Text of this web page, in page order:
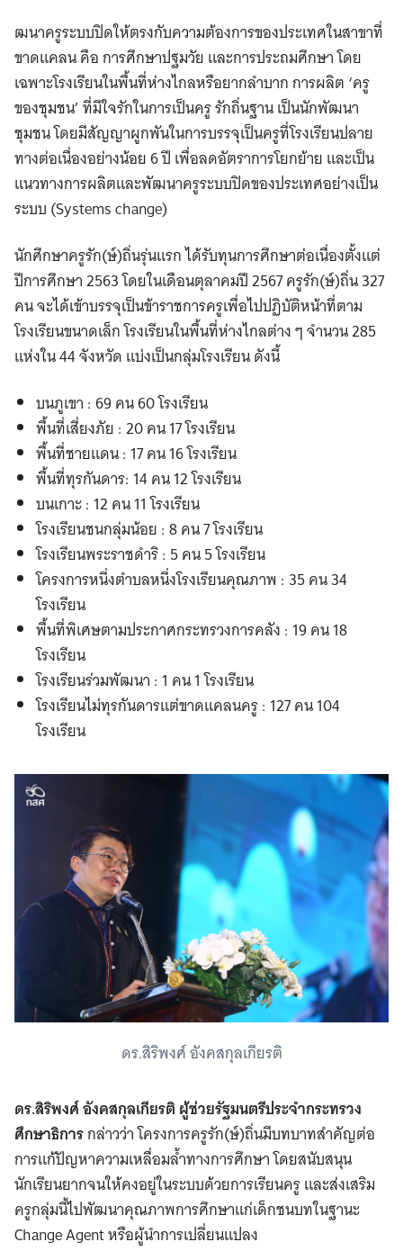
ฒนาครูระบบปิดให้ตรงกับความต้องการของประเทศในสาขาที่
ขาดแคลน คือ การศึกษาปฐมวัย และการประถมศึกษา โดย
เฉพาะโรงเรียนในพื้นที่ห่างไกลหรือยากลำบาก การผลิต ‘ครู
ของชุมชน’ ที่มีใจรักในการเป็นครู รักถิ่นฐาน เป็นนักพัฒนา
ชุมชน โดยมีสัญญาผูกพันในการบรรจุเป็นครูที่โรงเรียนปลาย
ทางต่อเนื่องอย่างน้อย 6 ปี เพื่อลดอัตราการโยกย้าย และเป็น
แนวทางการผลิตและพัฒนาครูระบบปิดของประเทศอย่างเป็น
ระบบ (Systems change)
นักศึกษาครูรัก(ษ์)ถิ่นรุ่นแรก ได้รับทุนการศึกษาต่อเนื่องตั้งแต่
ปีการศึกษา 2563 โดยในเดือนตุลาคมปี 2567 ครูรัก(ษ์)ถิ่น 327
คน จะได้เข้าบรรจุเป็นข้าราชการครูเพื่อไปปฏิบัติหน้าที่ตาม
โรงเรียนขนาดเล็ก โรงเรียนในพื้นที่ห่างไกลต่าง ๆ จำนวน 285
แห่งใน 44 จังหวัด แบ่งเป็นกลุ่มโรงเรียน ดังนี้
บนภูเขา : 69 คน 60 โรงเรียน
พื้นที่เสี่ยงภัย : 20 คน 17 โรงเรียน
พื้นที่ชายแดน : 17 คน 16 โรงเรียน
พื้นที่ทุรกันดาร: 14 คน 12 โรงเรียน
บนเกาะ : 12 คน 11 โรงเรียน
โรงเรียนชนกลุ่มน้อย : 8 คน 7 โรงเรียน
โรงเรียนพระราชดำริ : 5 คน 5 โรงเรียน
โครงการหนึ่งตำบลหนึ่งโรงเรียนคุณภาพ : 35 คน 34
โรงเรียน
พื้นที่พิเศษตามประกาศกระทรวงการคลัง : 19 คน 18
โรงเรียน
โรงเรียนร่วมพัฒนา : 1 คน 1 โรงเรียน
โรงเรียนไม่ทุรกันดารแต่ขาดแคลนครู : 127 คน 104
โรงเรียน
ดร.สิริพงศ์ อังคสกุลเกียรติ
ดร.สิริพงศ์ อังคสกุลเกียรติ ผู้ช่วยรัฐมนตรีประจำกระทรวง
ศึกษาธิการกล่าวว่า โครงการครูรัก(ษ์)ถิ่นมีบทบาทสำคัญต่อ
การแก้ปัญหาความเหลื่อมล้ำทางการศึกษา โดยสนับสนุน
นักเรียนยากจนให้คงอยู่ในระบบด้วยการเรียนครู และส่งเสริม
ครูกลุ่มนี้ไปพัฒนาคุณภาพการศึกษาแก่เด็กชนบทในฐานะ
Change Agent หรือผู้นำการเปลี่ยนแปลง